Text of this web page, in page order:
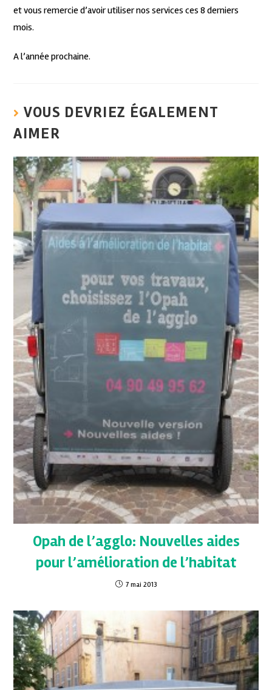
et vous remercie d’avoir utiliser nos services ces 8 derniers
mois.
A l’année prochaine.
VOUS DEVRIEZ ÉGALEMENT
AIMER
Opah de l’agglo: Nouvelles aides
pour l’amélioration de l’habitat
7 mai 2013